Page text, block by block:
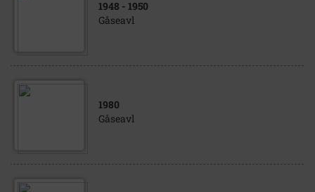
1948 - 1950
Gåseavl
1980
Gåseavl